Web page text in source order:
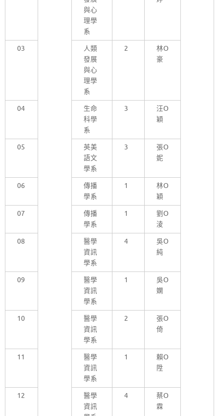
與心
理學
系
03
人類
發展
與心
理學
系
2
林O
豪
04
生命
科學
系
3
汪O
穎
05
英美
語文
學系
3
張O
妮
06
傳播
學系
1
林O
穎
07
傳播
學系
1
劉O
淩
08
醫學
資訊
學系
4
吳O
純
09
醫學
資訊
學系
1
吳O
嫻
10
醫學
資訊
學系
2
張O
倚
11
醫學
資訊
學系
1
賴O
陞
12
醫學
資訊
4
蔡O
霖